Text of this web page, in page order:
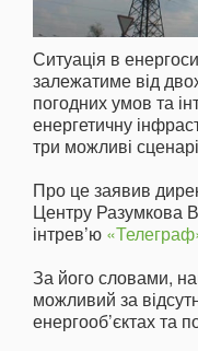
Ситуація в
залежатиме від
погодних умов та
енергетичну
три можливі
Про це заявив
Центру Разумкова
інтрев’ю
За його словами,
можливий за
енергооб’єктах та